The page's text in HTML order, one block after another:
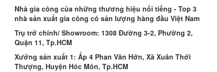
Nhà gia công của những thương hiệu nổi tiếng - Top 3
nhà sản xuất gia công có sản lượng hàng đầu Việt Nam
Trụ trở chính/ Showroom: 1308 Đường 3-2, Phường 2,
Quận 11, Tp.HCM
Xưởng sản xuất 1: Ấp 4 Phan Văn Hớn, Xã Xuân Thới
Thượng, Huyện Hóc Môn, Tp.HCM